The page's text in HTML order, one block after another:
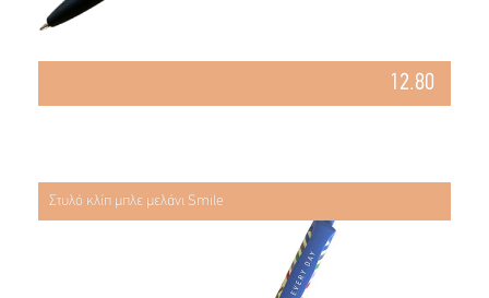
12.80
Στυλό κλίπ μπλε μελάνι Smile